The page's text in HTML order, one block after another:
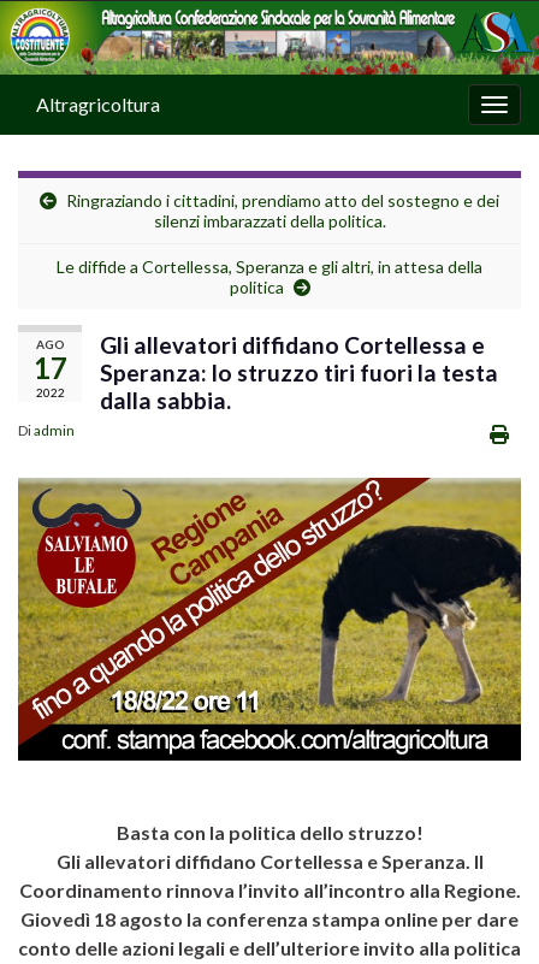
Altragricoltura
Ringraziando i cittadini, prendiamo atto del sostegno e dei
silenzi imbarazzati della politica.
Le diffide a Cortellessa, Speranza e gli altri, in attesa della
politica
AGO
17
2022
Gli allevatori diffidano Cortellessa e
Speranza: lo struzzo tiri fuori la testa
dalla sabbia.
Diadmin
Basta con la politica dello struzzo!
Gli allevatori diffidano Cortellessa e Speranza. Il
Coordinamento rinnova l’invito all’incontro alla Regione.
Giovedì 18 agosto la conferenza stampa online per dare
conto delle azioni legali e dell’ulteriore invito alla politica